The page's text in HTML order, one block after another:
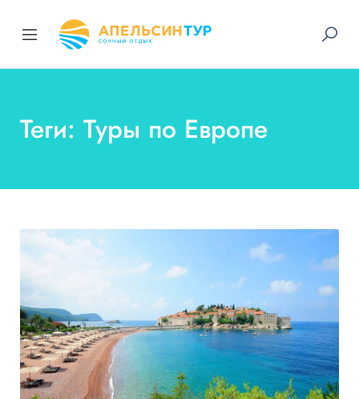
Теги: Туры по Европе